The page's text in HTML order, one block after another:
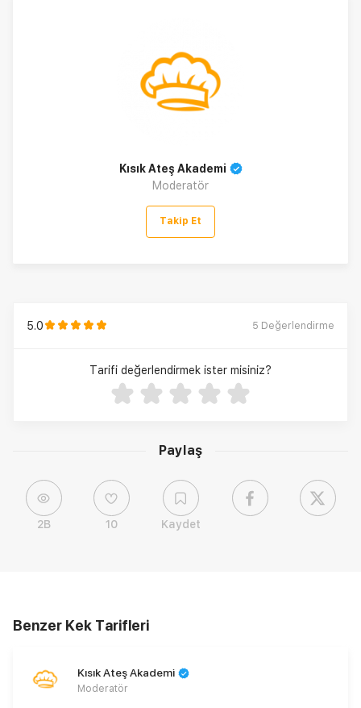
Paylaş
2B 10 Kaydet
Kısık Ateş Akademi
Moderatör
Takip Et
5.0 5 Değerlendirme
Tarifi değerlendirmek ister misiniz?
Benzer Kek Tarifleri
Kısık Ateş Akademi
Moderatör